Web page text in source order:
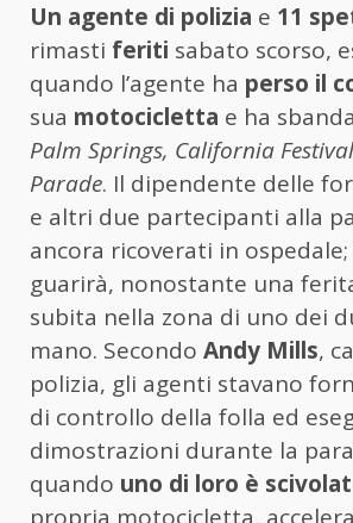
Un agente di polizia e 11
rimasti feriti sabato scorso,
quando l’agente ha perso il
sua motocicletta e ha
Palm Springs, California
Parade. Il dipendente delle
e altri due partecipanti alla
ancora ricoverati in ospedale;
guarirà, nonostante una
subita nella zona di uno dei
mano. Secondo Andy Mills,
polizia, gli agenti stavano
di controllo della folla ed
dimostrazioni durante la
quando uno di loro è